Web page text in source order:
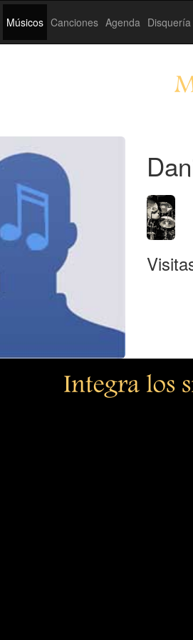
Músicos Canciones Agenda
Integra los